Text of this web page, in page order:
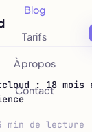
Blog
Tarifs
À propos
Contact: 18 mois
min de lecture